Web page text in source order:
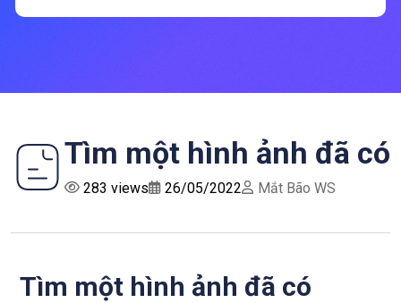
Tìm một hình ảnh đã có
283 views 26/05/2022 Mắt Bão WS
Tìm một hình ảnh đã có